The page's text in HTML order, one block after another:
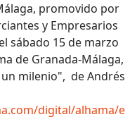
promovido por
y Empresarios
sábado 15 de marzo
de Granada-Málaga,
milenio", de Andrés
digital/alhama/e